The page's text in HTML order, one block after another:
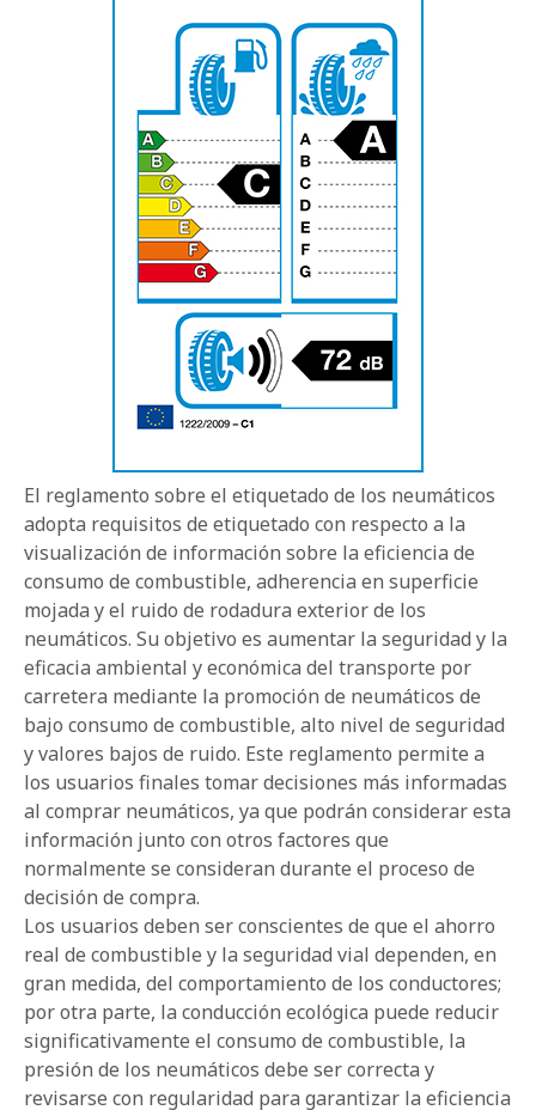
El reglamento sobre el etiquetado de los neumáticos
adopta requisitos de etiquetado con respecto a la
visualización de información sobre la eficiencia de
consumo de combustible, adherencia en superficie
mojada y el ruido de rodadura exterior de los
neumáticos. Su objetivo es aumentar la seguridad y la
eficacia ambiental y económica del transporte por
carretera mediante la promoción de neumáticos de
bajo consumo de combustible, alto nivel de seguridad
y valores bajos de ruido. Este reglamento permite a
los usuarios finales tomar decisiones más informadas
al comprar neumáticos, ya que podrán considerar esta
información junto con otros factores que
normalmente se consideran durante el proceso de
decisión de compra.
Los usuarios deben ser conscientes de que el ahorro
real de combustible y la seguridad vial dependen, en
gran medida, del comportamiento de los conductores;
por otra parte, la conducción ecológica puede reducir
significativamente el consumo de combustible, la
presión de los neumáticos debe ser correcta y
revisarse con regularidad para garantizar la eficiencia